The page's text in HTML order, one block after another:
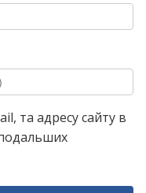
та адресу сайту в